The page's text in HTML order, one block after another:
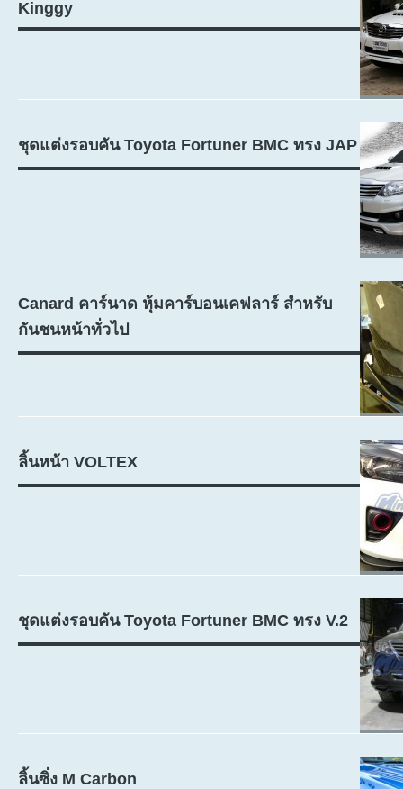
Kinggy
ชุดแต่งรอบคัน Toyota Fortuner BMC ทรง JAP
Canard คาร์นาด หุ้มคาร์บอนเคฟลาร์ สำหรับ
กันชนหน้าทั่วไป
ลิ้นหน้า VOLTEX
ชุดแต่งรอบคัน Toyota Fortuner BMC ทรง V.2
ลิ้นซิ่ง M Carbon